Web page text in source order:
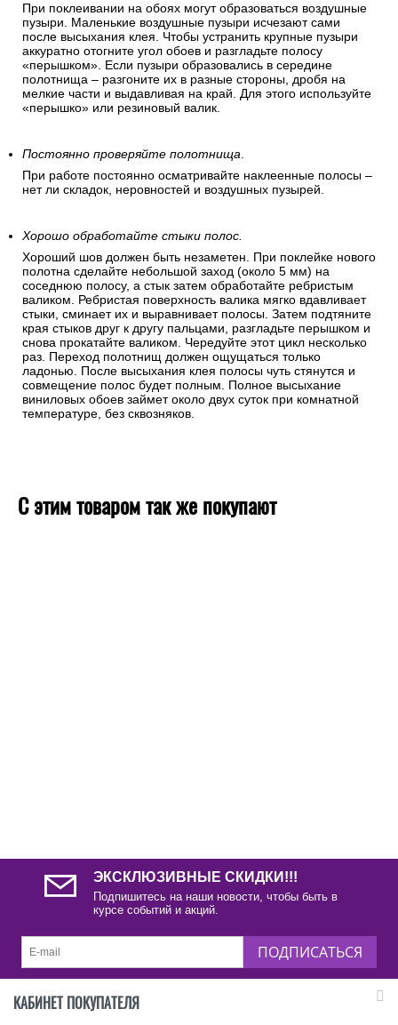
При поклеивании на обоях могут образоваться воздушные
пузыри. Маленькие воздушные пузыри исчезают сами
после высыхания клея. Чтобы устранить крупные пузыри
аккуратно отогните угол обоев и разгладьте полосу
«перышком». Если пузыри образовались в середине
полотнища – разгоните их в разные стороны, дробя на
мелкие части и выдавливая на край. Для этого используйте
«перышко» или резиновый валик.
Постоянно проверяйте полотнища.
При работе постоянно осматривайте наклеенные полосы –
нет ли складок, неровностей и воздушных пузырей.
Хорошо обработайте стыки полос.
Хороший шов должен быть незаметен. При поклейке нового
полотна сделайте небольшой заход (около 5 мм) на
соседнюю полосу, а стык затем обработайте ребристым
валиком. Ребристая поверхность валика мягко вдавливает
стыки, сминает их и выравнивает полосы. Затем подтяните
края стыков друг к другу пальцами, разгладьте перышком и
снова прокатайте валиком. Чередуйте этот цикл несколько
раз. Переход полотнищ должен ощущаться только
ладонью. После высыхания клея полосы чуть стянутся и
совмещение полос будет полным. Полное высыхание
виниловых обоев займет около двух суток при комнатной
температуре, без сквозняков.
С этим товаром так же покупают
ЭКСКЛЮЗИВНЫЕ СКИДКИ!!!
Подпишитесь на наши новости, чтобы быть в
курсе событий и акций.
ПОДПИСАТЬСЯ
КАБИНЕТ ПОКУПАТЕЛЯ